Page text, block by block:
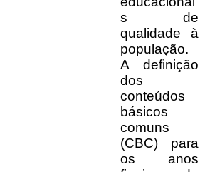
s de
qualidade à
população.
A definição
dos
conteúdos
básicos
comuns
(CBC) para
os anos